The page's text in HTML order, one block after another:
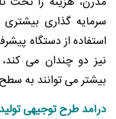
سرمایه گذاری بیشتری
استفاده از دستگاه
نیز دو چندان می کند،
بیشتر می توانند به
درآمد طرح توجیهی